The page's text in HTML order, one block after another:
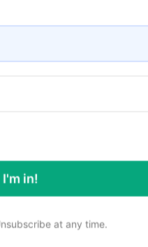
skills naar een hoger
van uw
I'm in!
at any time.